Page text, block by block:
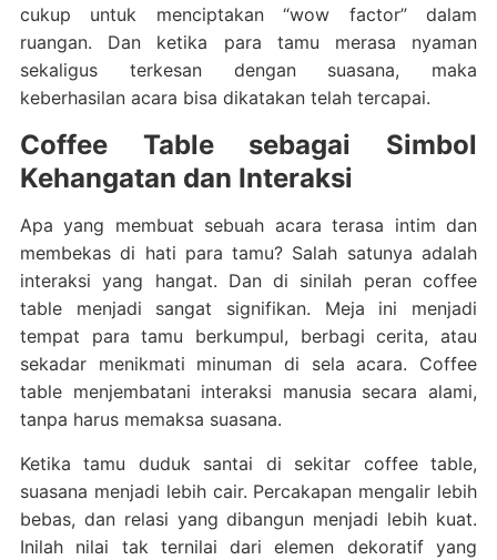
cukup untuk menciptakan “wow factor” dalam
ruangan. Dan ketika para tamu merasa nyaman
sekaligus terkesan dengan suasana, maka
keberhasilan acara bisa dikatakan telah tercapai.
Coffee Table sebagai Simbol
Kehangatan dan Interaksi
Apa yang membuat sebuah acara terasa intim dan
membekas di hati para tamu? Salah satunya adalah
interaksi yang hangat. Dan di sinilah peran coffee
table menjadi sangat signifikan. Meja ini menjadi
tempat para tamu berkumpul, berbagi cerita, atau
sekadar menikmati minuman di sela acara. Coffee
table menjembatani interaksi manusia secara alami,
tanpa harus memaksa suasana.
Ketika tamu duduk santai di sekitar coffee table,
suasana menjadi lebih cair. Percakapan mengalir lebih
bebas, dan relasi yang dibangun menjadi lebih kuat.
Inilah nilai tak ternilai dari elemen dekoratif yang